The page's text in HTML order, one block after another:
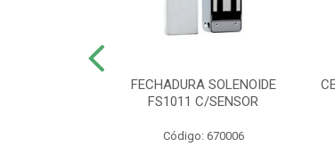
FECHADURA SOLENOIDE
FS1011 C/SENSOR
Código: 670006